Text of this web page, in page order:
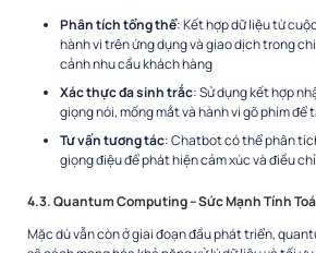
Phân tích tổng thể: Kết hợp dữ liệu từ
hành vi trên ứng dụng và giao dịch trong
cảnh nhu cầu khách hàng
Xác thực đa sinh trắc: Sử dụng kết hợp
giọng nói, mống mắt và hành vi gõ phím để
Tư vấn tương tác: Chatbot có thể phân
giọng điệu để phát hiện cảm xúc và điều
4.3. Quantum Computing – Sức Mạnh Tính
Mặc dù vẫn còn ở giai đoạn đầu phát triển,